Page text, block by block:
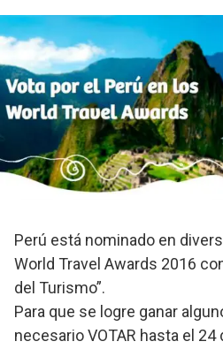
Perú está nominado en
World Travel Awards 2016
del Turismo”.
Para que se logre ganar
necesario VOTAR hasta el 24